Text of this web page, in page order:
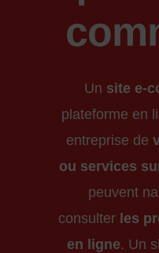
Un site e-
plateforme en
entreprise de
ou services
peuvent
consulter les
en ligne. Un